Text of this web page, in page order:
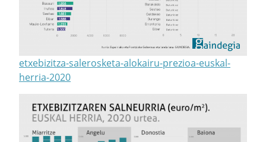
etxebizitza-salerosketa-alokairu-prezioa-euskal-
herria-2020